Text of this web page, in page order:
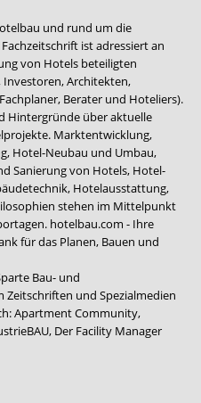
und rund um die
ist adressiert an
von Hotels beteiligten
Architekten,
Berater und Hoteliers).
Hintergründe über aktuelle
Marktentwicklung,
Hotel-Neubau und Umbau,
Sanierung von Hotels, Hotel-
Hotelausstattung,
stehen im Mittelpunkt
hotelbau.com - Ihre
für das Planen, Bauen und
Bau- und
und Spezialmedien
Apartment Community,
, Der Facility Manager